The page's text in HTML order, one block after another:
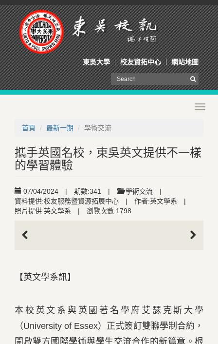
東吳大學 校友資拓中心 網站地圖
首頁
最新一期 學術交流
攜手英國名校，東吳英文提供不一樣
的學習體驗
07/04/2024 | 期數:341 | 學術交流
|
資料提供:校友服務暨資源拓展中心
| 作者:英文學系
|
照片提供:英文學系
| 瀏覽次數:1798
【英文學系訊】
本校英文系與英國著名學府艾瑟克斯大學
（University of Essex）正式簽訂雙聯學制合約，
開啟雙方國際學術與學生交流合作的新篇章。根